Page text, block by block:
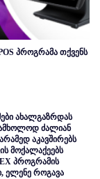
პროგრამა თქვენს
ახალგაზრდას
ძალიან
აკავშირებს
მოქალაქეებს
პროგრამის
ელენე როგავა